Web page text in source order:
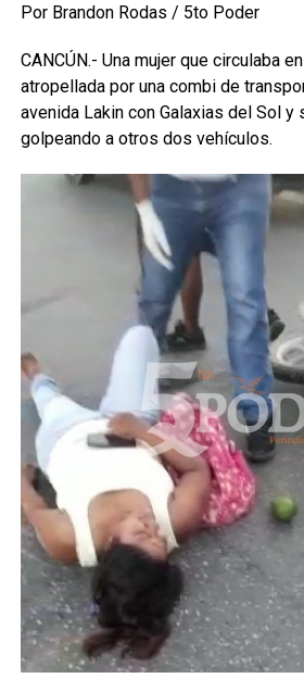
Por Brandon Rodas / 5to Poder
CANCÚN.- Una mujer que circulaba
atropellada por una combi de
avenida Lakin con Galaxias del Sol y
golpeando a otros dos vehículos.